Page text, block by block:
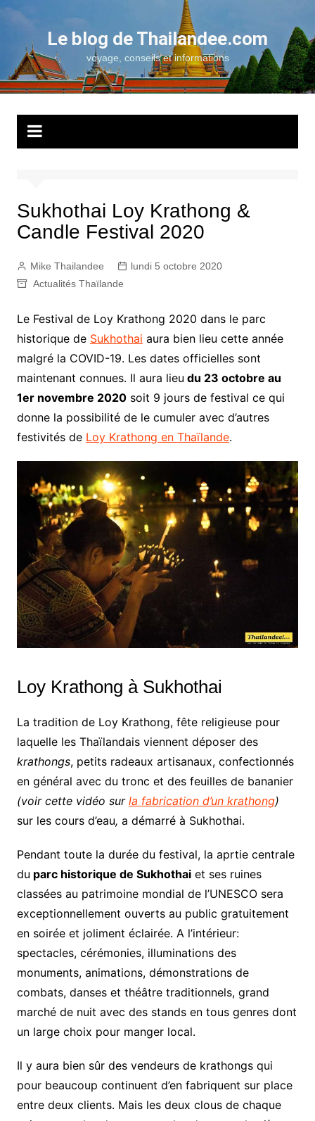
Aller
contenu
Le blog de Thailandee.com
voyage, conseils et informations
Sukhothai Loy Krathong &
Candle Festival 2020
Mike Thailandee
lundi 5 octobre 2020
Actualités Thaïlande
Le Festival de Loy Krathong 2020 dans le parc
historique de Sukhothai aura bien lieu cette année
malgré la COVID-19. Les dates officielles sont
maintenant connues. Il aura lieu du 23 octobre au
1er novembre 2020soit 9 jours de festival ce qui
donne la possibilité de le cumuler avec d’autres
festivités de Loy Krathong en Thaïlande.
Loy Krathong à Sukhothai
La tradition de Loy Krathong, fête religieuse pour
laquelle les Thaïlandais viennent déposer des
krathongs, petits radeaux artisanaux, confectionnés
en général avec du tronc et des feuilles de bananier
(voir cette vidéo sur la fabrication d’un krathong)
sur les cours d’eau, a démarré à Sukhothai.
Pendant toute la durée du festival, la aprtie centrale
du parc historique de Sukhothaiet ses ruines
classées au patrimoine mondial de l’UNESCO sera
exceptionnellement ouverts au public gratuitement
en soirée et joliment éclairée. A l’intérieur:
spectacles, cérémonies, illuminations des
monuments, animations, démonstrations de
combats, danses et théâtre traditionnels, grand
marché de nuit avec des stands en tous genres dont
un large choix pour manger local.
Il y aura bien sûr des vendeurs de krathongs qui
pour beaucoup continuent d’en fabriquent sur place
entre deux clients. Mais les deux clous de chaque